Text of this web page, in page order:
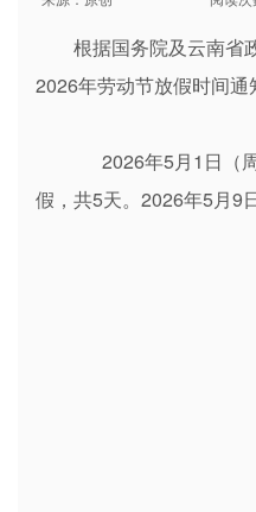
根据国务院及云南省
2026年劳动节放假时间通
2026年5月1日（
假，共5天。2026年5月9